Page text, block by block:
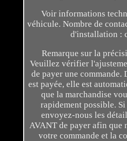
Voir informations
véhicule. Nombre de
d'installation :
Remarque sur la
Veuillez vérifier
de payer une commande.
est payée, elle est
que la marchandise
rapidement possible. Si
envoyez-nous les
AVANT de payer afin
votre commande et la